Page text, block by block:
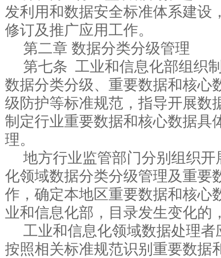
发利用和数据安全标准体系建设
修订及推广应用工作。
第二章 数据分类分级管理
第七条 工业和信息化部组织
数据分类分级、重要数据和核心
级防护等标准规范，指导开展数
制定行业重要数据和核心数据具
理。
地方行业监管部门分别组织
化领域数据分类分级管理及重要
作，确定本地区重要数据和核心
业和信息化部，目录发生变化的
工业和信息化领域数据处理
按照相关标准规范识别重要数据